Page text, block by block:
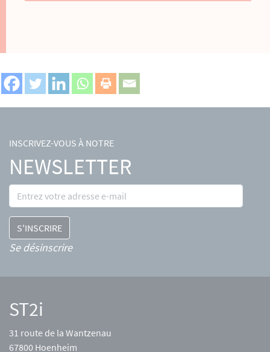
INSCRIVEZ-VOUS À NOTRE
NEWSLETTER
Se désinscrire
ST2i
31 route de la Wantzenau
67800 Hoenheim